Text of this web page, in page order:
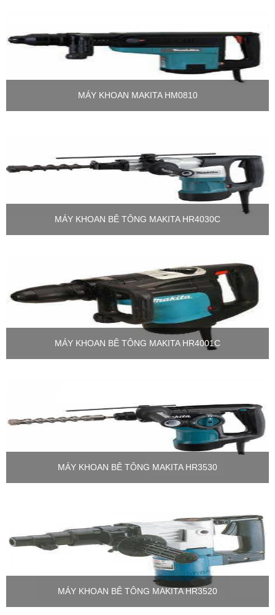
MÁY KHOAN MAKITA HM0810
MÁY KHOAN BÊ TÔNG MAKITA HR4030C
MÁY KHOAN BÊ TÔNG MAKITA HR4001C
MÁY KHOAN BÊ TÔNG MAKITA HR3530
MÁY KHOAN BÊ TÔNG MAKITA HR3520